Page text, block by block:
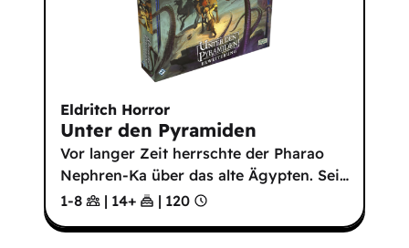
Eldritch Horror
Unter den Pyramiden
Vor langer Zeit herrschte der Pharao
Nephren-Ka über das alte Ägypten. Sei…
1-8
| 14+ | 120